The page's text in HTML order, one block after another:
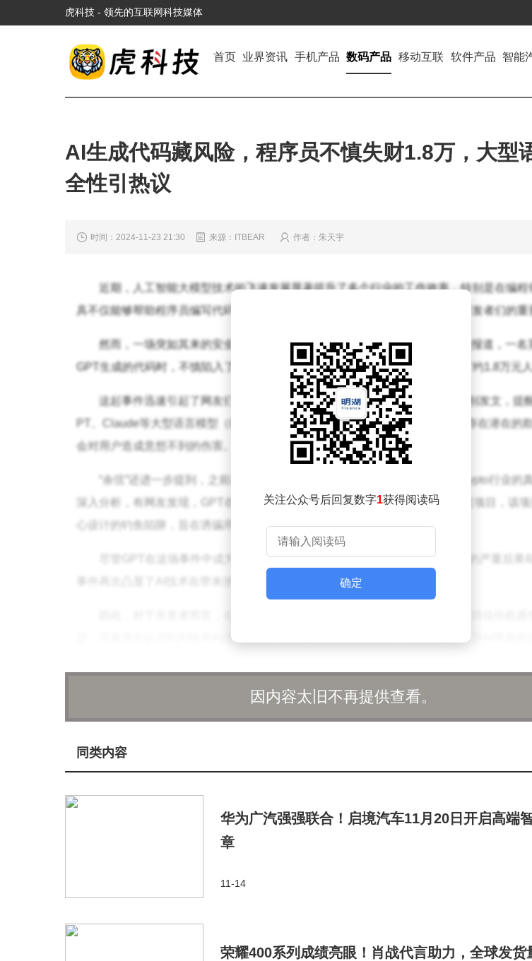
虎科技 - 领先的互联网科技媒体
首页 业界资讯 手机产品 数码产品 移动互联 软件产品 智能
AI生成代码藏风险，程序员不慎失财1.8万，大型
全性引热议
时间：2024-11-23 21:30 来源：ITBEAR 作者：朱天宇
近期，人工智能大模型技术的飞速发展显著提升了多个行业的工作效率，特别是在编程
具不仅能够帮助程序员编写代码，还能快速定位并解决程序中的错误，成为了开发者们的重
然而，一场突如其来的安全事件却为AI技术的广泛应用敲响了警钟。据相关报道，一名
GPT生成的代码时，不慎陷入了钓鱼陷阱，导致自己的私钥被泄露，最终蒙受了约1.8万元
这起事件迅速引起了网友们的广泛关注。其中，网友“余弦”在社交媒体上特别发文，提
PT、Claude等大型语言模型（LLM）时务必保持高度警惕。他指出，这些模型存在潜在的
会对用户造成意想不到的伤害。
“余弦”还进一步提到，之前就有过AI投毒攻击的案例，而这起事件则是对Crypto行业的
深入分析，有网友发现，GPT在生成代码的过程中引用了一个来自GitHub的恶意项目，该项
心设计的钓鱼陷阱，旨在诱骗用户上当。
尽管GPT在这场事件中成为了无辜的“背锅侠”，但其生成的代码给用户带来的严重后果
事件再次凸显了AI技术在带来便利的同时，也伴随着潜在的安全风险。
议。只有充分认识到AI技术的潜在风险，并采取有效的防范措施，才能确保在享受AI带来的
关注公众号后回复数字1获得阅读码
确定
因内容太旧不再提供查看。
同类内容
华为广汽强强联合！启境汽车11月20日开启高端
章
11-14
荣耀400系列成绩亮眼！肖战代言助力，全球发货